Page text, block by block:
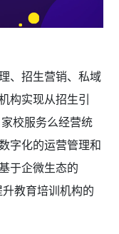
、招生营销、私域
构实现从招生引
校服务么经营统
字化的运营管理和
于企微生态的
教育培训机构的